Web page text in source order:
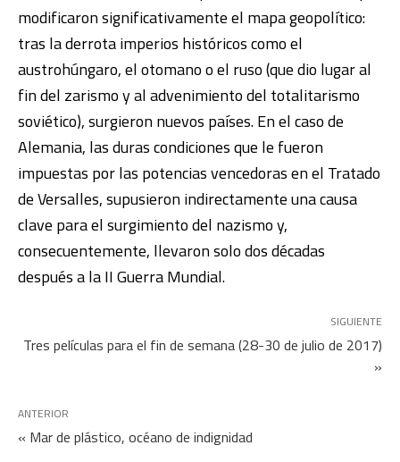
modificaron significativamente el mapa geopolítico:
tras la derrota imperios históricos como el
austrohúngaro, el otomano o el ruso (que dio lugar al
fin del zarismo y al advenimiento del totalitarismo
soviético), surgieron nuevos países. En el caso de
Alemania, las duras condiciones que le fueron
impuestas por las potencias vencedoras en el Tratado
de Versalles, supusieron indirectamente una causa
clave para el surgimiento del nazismo y,
consecuentemente, llevaron solo dos décadas
después a la II Guerra Mundial.
SIGUIENTE
Tres películas para el fin de semana (28-30 de julio de 2017)
»
ANTERIOR
« Mar de plástico, océano de indignidad